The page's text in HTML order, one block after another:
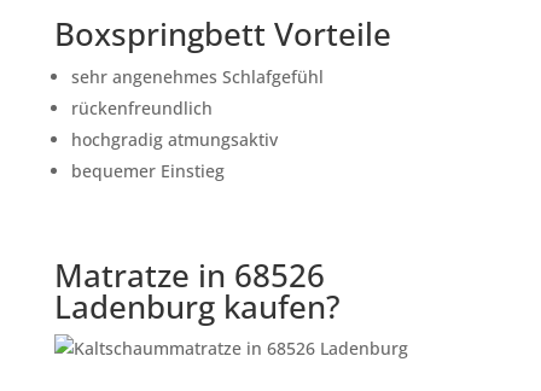
Boxspringbett Vorteile
sehr angenehmes Schlafgefühl
rückenfreundlich
hochgradig atmungsaktiv
bequemer Einstieg
Matratze in 68526
Ladenburg kaufen?